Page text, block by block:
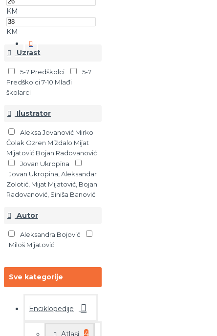
KM
KM
Uzrast
5-7 Predškolci
5-7
Predškolci 7-10 Mlađi
školarci
Ilustrator
Aleksa Jovanović Mirko
Čolak Ozren Miždalo Mijat
Mijatović Bojan Radovanović
Jovan Ukropina
Jovan Ukropina, Aleksandar
Zolotić, Mijat Mijatović, Bojan
Radovanović, Siniša Banović
Autor
Aleksandra Bojović
Miloš Mijatović
Sve kategorije
Enciklopedije
Atlasi 4